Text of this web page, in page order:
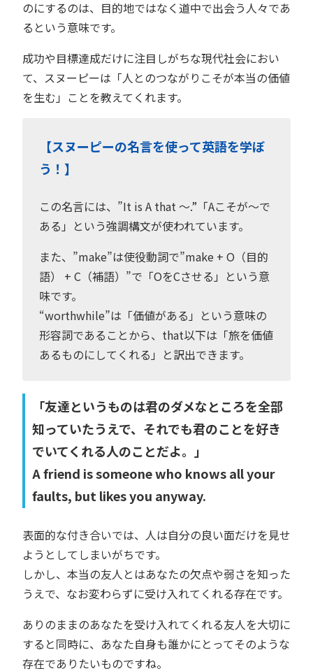
のにするのは、目的地ではなく道中で出会う人々であ
るという意味です。
成功や目標達成だけに注目しがちな現代社会におい
て、スヌーピーは「人とのつながりこそが本当の価値
を生む」ことを教えてくれます。
【スヌーピーの名言を使って英語を学ぼ
う！】
この名言には、”It is A that 〜.”「Aこそが〜で
ある」という強調構文が使われています。
また、”make”は使役動詞で”make + O（目的
語） + C（補語）”で「OをCさせる」という意
味です。
“worthwhile”は「価値がある」という意味の
形容詞であることから、that以下は「旅を価値
あるものにしてくれる」と訳出できます。
「友達というものは君のダメなところを全部
知っていたうえで、それでも君のことを好き
でいてくれる人のことだよ。」
A friend is someone who knows all your
faults, but likes you anyway.
表面的な付き合いでは、人は自分の良い面だけを見せ
ようとしてしまいがちです。
しかし、本当の友人とはあなたの欠点や弱さを知った
うえで、なお変わらずに受け入れてくれる存在です。
ありのままのあなたを受け入れてくれる友人を大切に
すると同時に、あなた自身も誰かにとってそのような
存在でありたいものですね。